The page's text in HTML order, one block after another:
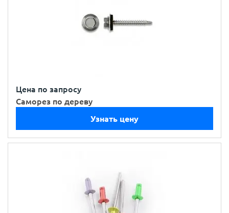
Цена по запросу
Саморез по дереву
Узнать цену